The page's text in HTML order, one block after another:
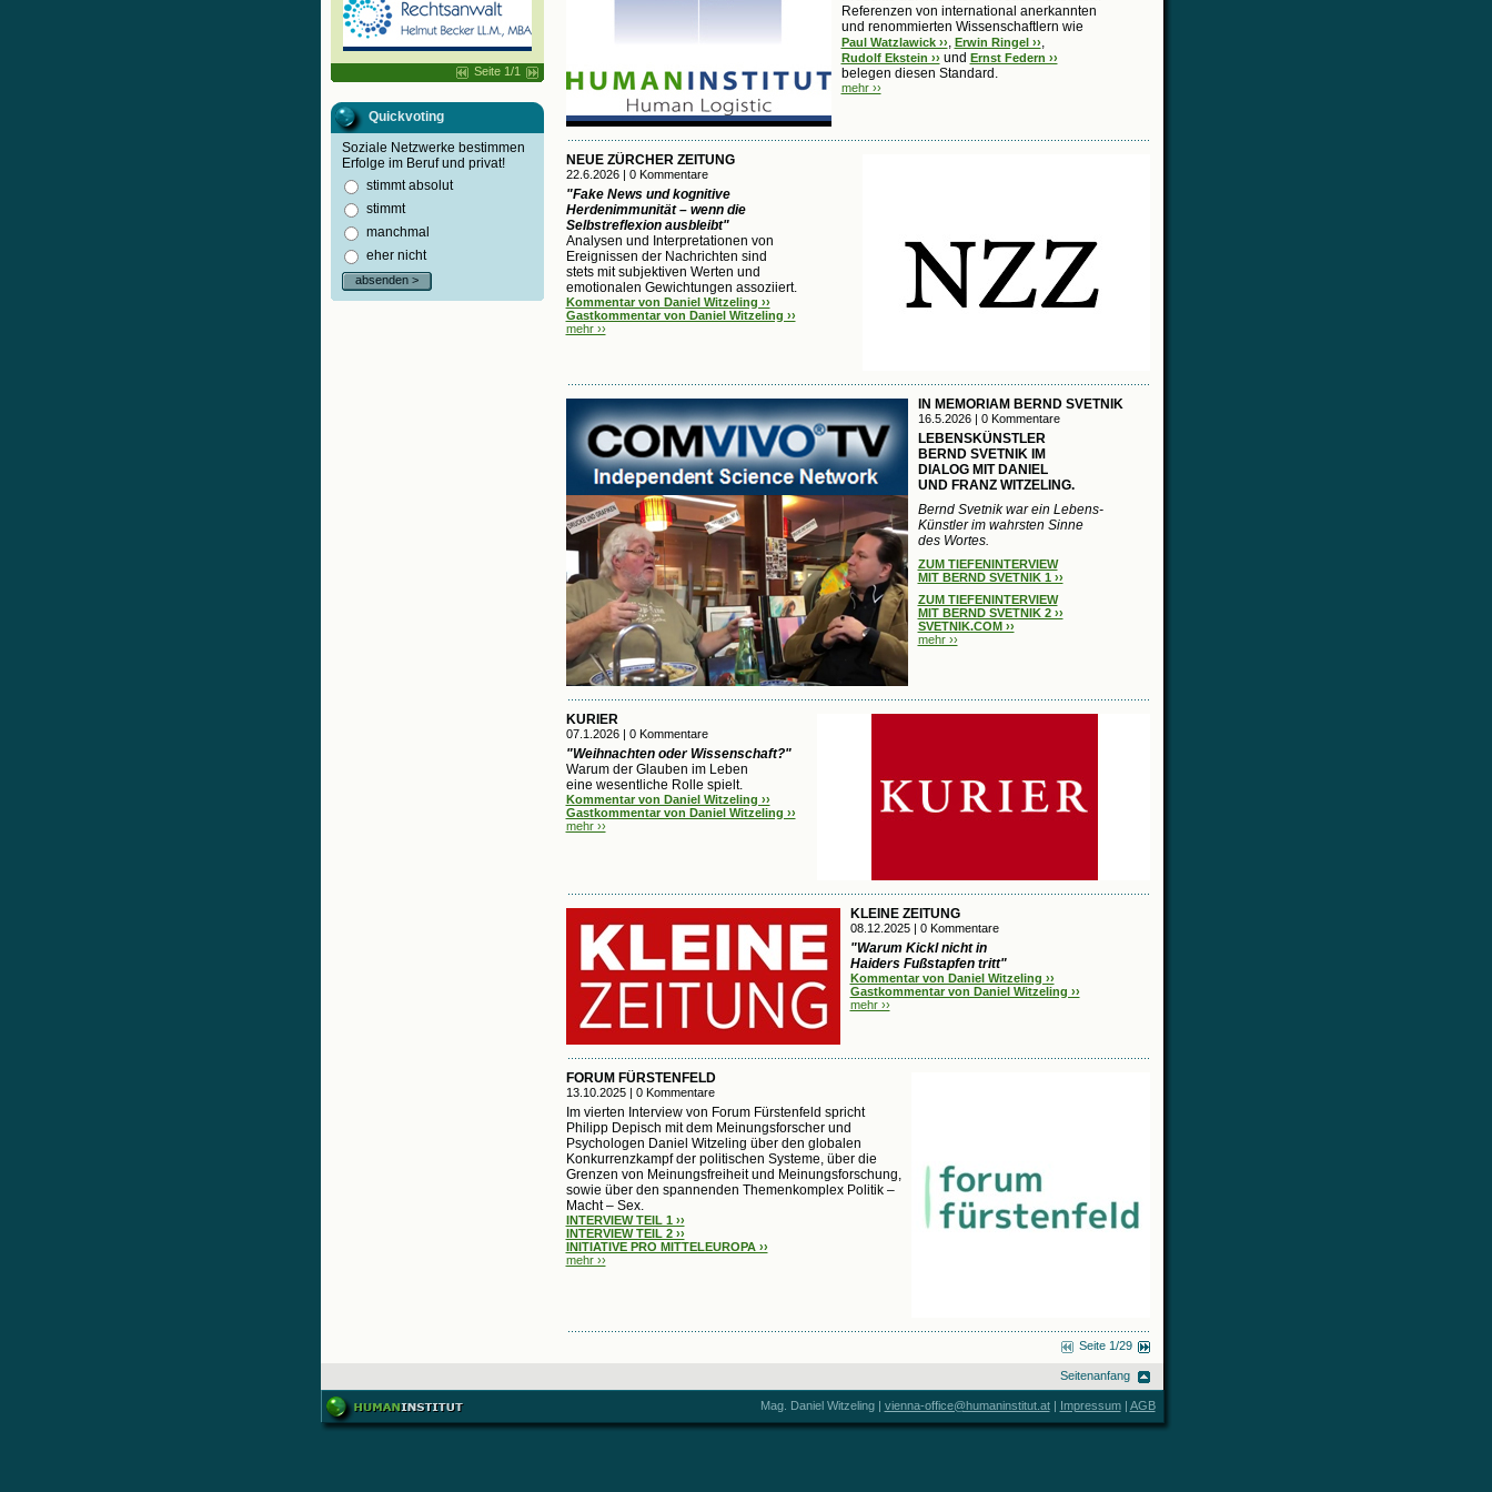
Seite 1/1
Quickvoting
Soziale Netzwerke bestimmen
Erfolge im Beruf und privat!
stimmt absolut
stimmt
manchmal
eher nicht
absenden >
Referenzen von international anerkannten
und renommierten Wissenschaftlern wie
Paul Watzlawick ››, Erwin Ringel ››,
Rudolf Ekstein ›› und Ernst Federn ››
belegen diesen Standard.
mehr ››
NEUE ZÜRCHER ZEITUNG
22.6.2026 | 0 Kommentare
"Fake News und kognitive
Herdenimmunität – wenn die
Selbstreflexion ausbleibt"
Analysen und Interpretationen von
Ereignissen der Nachrichten sind
stets mit subjektiven Werten und
emotionalen Gewichtungen assoziiert.
Kommentar von Daniel Witzeling ››
Gastkommentar von Daniel Witzeling ››
mehr ››
IN MEMORIAM BERND SVETNIK
16.5.2026 | 0 Kommentare
LEBENSKÜNSTLER
BERND SVETNIK IM
DIALOG MIT DANIEL
UND FRANZ WITZELING.
Bernd Svetnik war ein Lebens-
Künstler im wahrsten Sinne
des Wortes.
ZUM TIEFENINTERVIEW
MIT BERND SVETNIK 1 ››
ZUM TIEFENINTERVIEW
MIT BERND SVETNIK 2 ››
SVETNIK.COM ››
mehr ››
KURIER
07.1.2026 | 0 Kommentare
"Weihnachten oder Wissenschaft?"
Warum der Glauben im Leben
eine wesentliche Rolle spielt.
Kommentar von Daniel Witzeling ››
Gastkommentar von Daniel Witzeling ››
mehr ››
KLEINE ZEITUNG
08.12.2025 | 0 Kommentare
"Warum Kickl nicht in
Haiders Fußstapfen tritt"
Kommentar von Daniel Witzeling ››
Gastkommentar von Daniel Witzeling ››
mehr ››
FORUM FÜRSTENFELD
13.10.2025 | 0 Kommentare
Im vierten Interview von Forum Fürstenfeld spricht
Philipp Depisch mit dem Meinungsforscher und
Psychologen Daniel Witzeling über den globalen
Konkurrenzkampf der politischen Systeme, über die
Grenzen von Meinungsfreiheit und Meinungsforschung,
sowie über den spannenden Themenkomplex Politik –
Macht – Sex.
INTERVIEW TEIL 1 ››
INTERVIEW TEIL 2 ››
INITIATIVE PRO MITTELEUROPA ››
mehr ››
Seite 1/29
Seitenanfang
Mag. Daniel Witzeling | vienna-office@humaninstitut.at| Impressum| AGB